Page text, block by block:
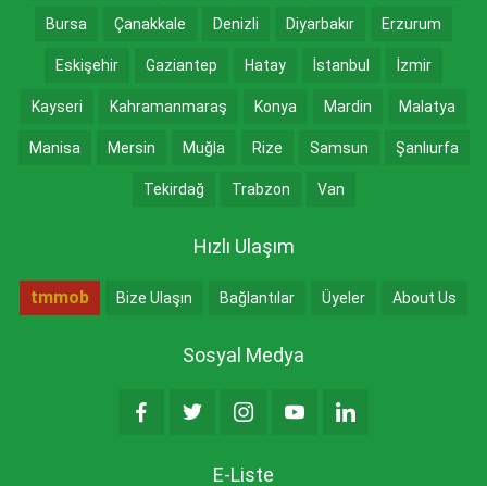
Bursa Çanakkale Denizli Diyarbakır Erzurum
Eskişehir Gaziantep Hatay İstanbul İzmir
Kayseri Kahramanmaraş Konya Mardin Malatya
Manisa Mersin Muğla Rize Samsun Şanlıurfa
Tekirdağ Trabzon Van
Hızlı Ulaşım
tmmob Bize Ulaşın Bağlantılar Üyeler About Us
Sosyal Medya
E-Liste